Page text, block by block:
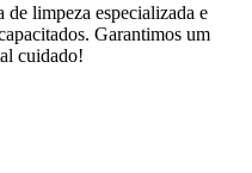
de limpeza especializada e
Garantimos um
cuidado!